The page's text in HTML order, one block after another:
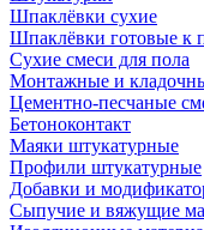
Шпаклёвки сухие
Шпаклёвки готовые к
Сухие смеси для пола
Монтажные и
Цементно-песчаные
Бетоноконтакт
Маяки штукатурные
Профили штукатурные
Добавки и
Сыпучие и вяжущие